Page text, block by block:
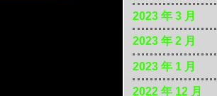
2023 年 3 月
2023 年 2 月
2023 年 1 月
2022 年 12 月